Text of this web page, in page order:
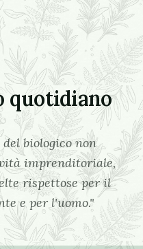
quotidiano
biologico non
imprenditoriale,
rispettose per il
e per l'uomo."